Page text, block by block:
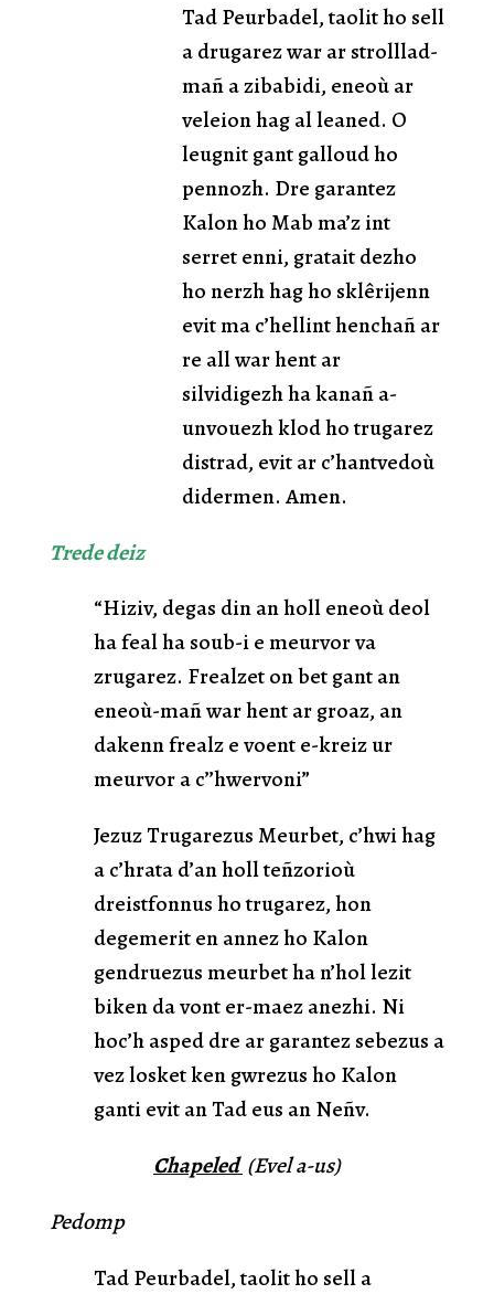
Tad Peurbadel, taolit ho sell
a drugarez war ar strolllad-
mañ a zibabidi, eneoù ar
veleion hag al leaned. O
leugnit gant galloud ho
pennozh. Dre garantez
Kalon ho Mab ma’z int
serret enni, gratait dezho
ho nerzh hag ho sklêrijenn
evit ma c’hellint henchañ ar
re all war hent ar
silvidigezh ha kanañ a-
unvouezh klod ho trugarez
distrad, evit ar c’hantvedoù
didermen. Amen.
Trede deiz
“Hiziv, degas din an holl eneoù deol
ha feal ha soub-i e meurvor va
zrugarez. Frealzet on bet gant an
eneoù-mañ war hent ar groaz, an
dakenn frealz e voent e-kreiz ur
meurvor a c’’hwervoni”
Jezuz Trugarezus Meurbet, c’hwi hag
a c’hrata d’an holl teñzorioù
dreistfonnus ho trugarez, hon
degemerit en annez ho Kalon
gendruezus meurbet ha n’hol lezit
biken da vont er-maez anezhi. Ni
hoc’h asped dre ar garantez sebezus a
vez losket ken gwrezus ho Kalon
ganti evit an Tad eus an Neñv.
Chapeled (Evel a-us)
Pedomp
Tad Peurbadel, taolit ho sell a